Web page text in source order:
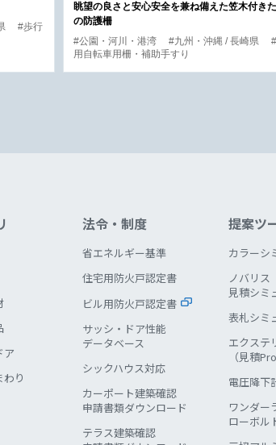
#歩行
眺望の良さと安心安全を兼ね備えた笠木付き
の防護柵
#公園・河川・港湾
#九州・沖縄 / 長崎県
用自転車用柵・補助手すり
ア
り
法令・制度
省エネルギー基準
住宅用防火戸認定書
ビル用防火戸認定書
サッシ・ドア性能
データベース
シックハウス対応
カーポート建築確認
申請書類ダウンロード
テラス建築確認
提案ツ
カラーシ
ノバリス
見積シミ
表札シミ
エクステ
（見積Pro
電圧降下
ワンダー
ローボル